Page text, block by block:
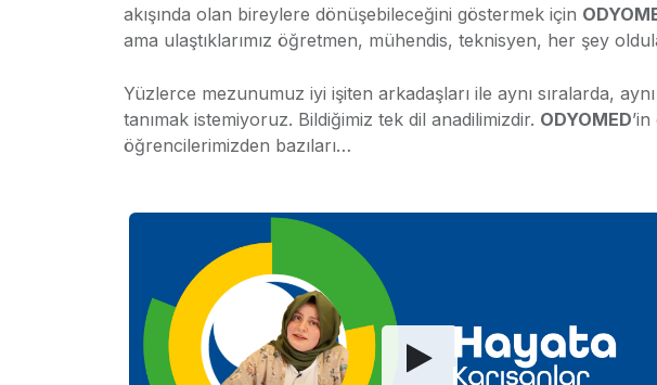
akışında olan bireylere dönüşebileceğini göstermek için
ama ulaştıklarımız öğretmen, mühendis, teknisyen, her şey
Yüzlerce mezunumuz iyi işiten arkadaşları ile aynı sıralarda,
tanımak istemiyoruz. Bildiğimiz tek dil anadilimizdir. ODYOMED
öğrencilerimizden bazıları…